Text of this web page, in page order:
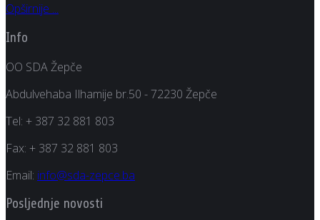
Opširnije ...
Info
OO SDA Žepče
Abdulvehaba Ilhamije br.50 - 72230 Žepče
Tel: + 387 32 881 803
Fax: + 387 32 881 803
Email: info@sda-zepce.ba
Posljednje novosti